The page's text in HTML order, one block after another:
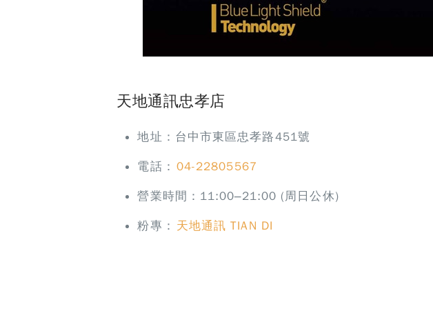
天地通訊忠孝店
地址：台中市東區忠孝路451號
電話： 04-22805567
營業時間：11:00–21:00 (周日公休)
粉專： 天地通訊 TIAN DI